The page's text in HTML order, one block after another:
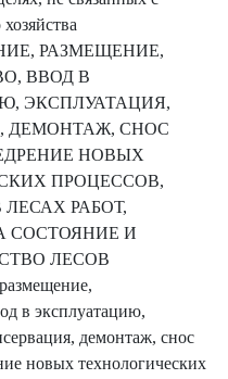
РАЗМЕЩЕНИЕ,
ВВОД В
ЭКСПЛУАТАЦИЯ,
ДЕМОНТАЖ, СНОС
НОВЫХ
ПРОЦЕССОВ,
РАБОТ,
И
ЛЕСОВ
в эксплуатацию,
демонтаж, снос
новых технологических